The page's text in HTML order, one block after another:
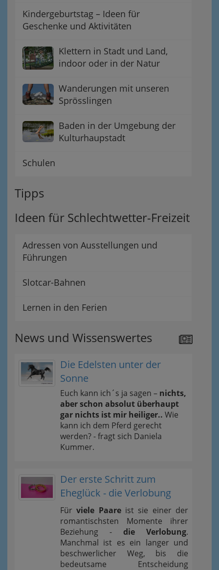
Kindergeburtstag – Ideen für
Geschenke und Aktivitäten
Klettern in Stadt und Land,
indoor oder in der Natur
Wanderungen mit unseren
Sprösslingen
Baden in der Umgebung der
Kulturhaupstadt
Schulen
Tipps
Ideen für Schlechtwetter-Freizeit
Adressen von Ausstellungen und
Führungen
Slotcar-Bahnen
Lernen in den Ferien
News und Wissenswertes
Die Edelsten unter der
Sonne
Euch kann ich´s ja sagen – nichts,
aber schon absolut überhaupt
gar nichts ist mir heiliger.. Wie
kann ich dem Pferd gerecht
werden? - fragt sich Daniela
Kummer.
Der erste Schritt zum
Eheglück - die Verlobung
Fürviele Paareist sie einer der
romantischsten Momente ihrer
Beziehung - die Verlobung.
Manchmal ist es ein langer und
beschwerlicher Weg, bis die
bedeutsame Entscheidung